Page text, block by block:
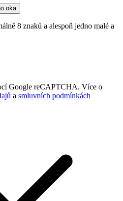
8 znaků a alespoň jedno malé a
Google reCAPTCHA. Více o
a smluvních podmínkách